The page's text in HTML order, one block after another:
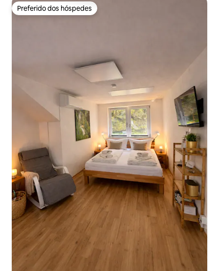
Preferido dos hóspedes
Preferido dos hóspedes